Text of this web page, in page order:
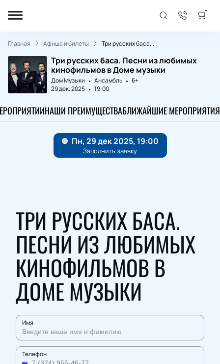
Главная Афиша и билеты Три русских баса...
Три русских баса. Песни из любимых
кинофильмов в Доме музыки
Дом Музыки Ансамбль
6+
29 дек. 2025
19:00
НАШИ ПРЕИМУЩЕСТВАБЛИЖАЙШИЕ МЕРОПРИЯТИЯ
ТРИ РУССКИХ БАСА.
ПЕСНИ ИЗ ЛЮБИМЫХ
КИНОФИЛЬМОВ В
ДОМЕ МУЗЫКИ
Имя
Телефон